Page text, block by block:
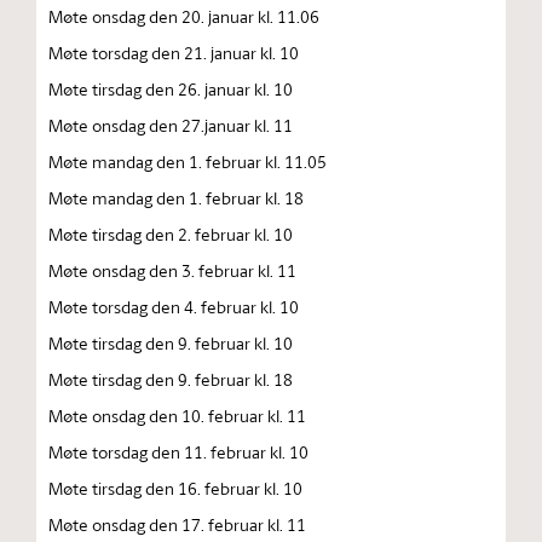
Møte onsdag den 20. januar kl. 11.06
Møte torsdag den 21. januar kl. 10
Møte tirsdag den 26. januar kl. 10
Møte onsdag den 27.januar kl. 11
Møte mandag den 1. februar kl. 11.05
Møte mandag den 1. februar kl. 18
Møte tirsdag den 2. februar kl. 10
Møte onsdag den 3. februar kl. 11
Møte torsdag den 4. februar kl. 10
Møte tirsdag den 9. februar kl. 10
Møte tirsdag den 9. februar kl. 18
Møte onsdag den 10. februar kl. 11
Møte torsdag den 11. februar kl. 10
Møte tirsdag den 16. februar kl. 10
Møte onsdag den 17. februar kl. 11